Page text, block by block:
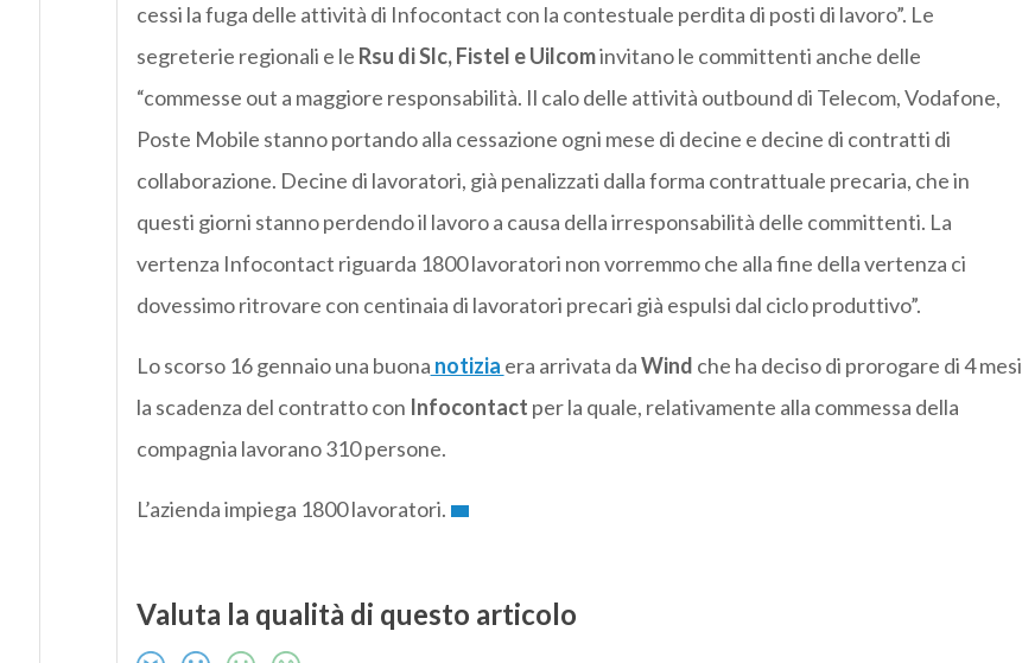
cessi la fuga delle attività di Infocontact con la contestuale perdita di posti di lavoro”. Le
segreterie regionali e le Rsu di Slc, Fistel e Uilcominvitano le committenti anche delle
“commesse out a maggiore responsabilità. Il calo delle attività outbound di Telecom, Vodafone,
Poste Mobile stanno portando alla cessazione ogni mese di decine e decine di contratti di
collaborazione. Decine di lavoratori, già penalizzati dalla forma contrattuale precaria, che in
questi giorni stanno perdendo il lavoro a causa della irresponsabilità delle committenti. La
vertenza Infocontact riguarda 1800 lavoratori non vorremmo che alla fine della vertenza ci
dovessimo ritrovare con centinaia di lavoratori precari già espulsi dal ciclo produttivo”.
Lo scorso 16 gennaio una buona notizia era arrivata daWind che ha deciso di prorogare di 4 mesi
la scadenza del contratto con Infocontact per la quale, relativamente alla commessa della
compagnia lavorano 310 persone.
L’azienda impiega 1800 lavoratori.
Valuta la qualità di questo articolo